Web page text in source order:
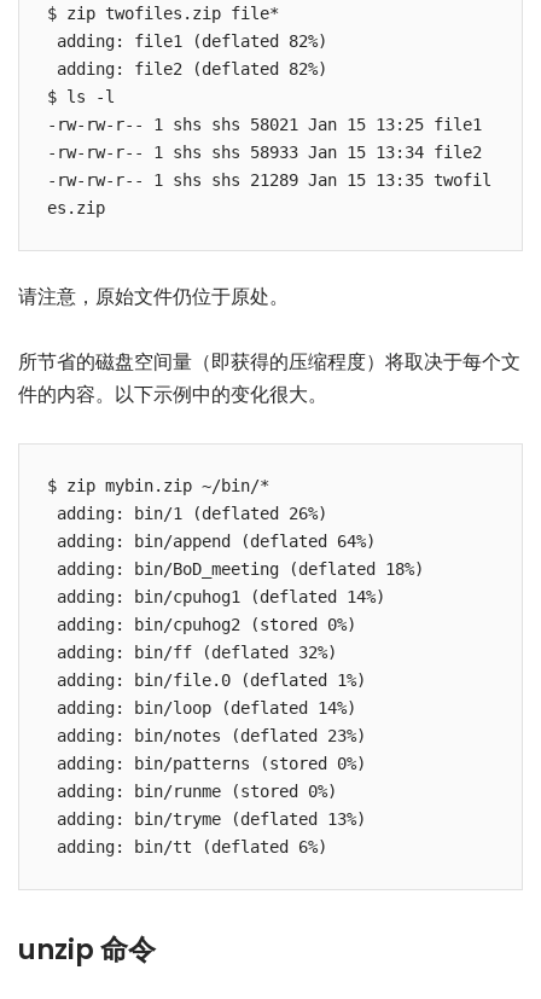
$ zip twofiles.zip file*
$ ls -l
-rw-rw-r-- 1 shs shs 58021 Jan 15 13:25 file1
-rw-rw-r-- 1 shs shs 58933 Jan 15 13:34 file2
-rw-rw-r-- 1 shs shs 21289 Jan 15 13:35 twofil
es.zip
请注意，原始文件仍位于原处。
所节省的磁盘空间量（即获得的压缩程度）将取决于每个文
件的内容。以下示例中的变化很大。
$ zip mybin.zip ~/bin/*
adding: bin/tt (deflated 6%)
unzip 命令